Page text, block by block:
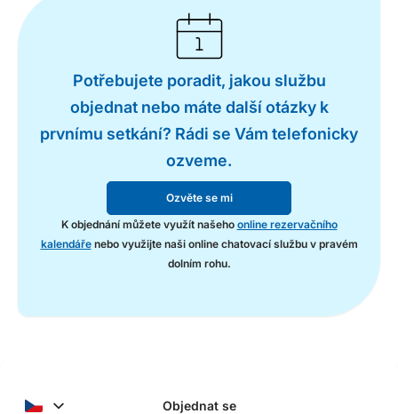
Potřebujete poradit, jakou službu
objednat nebo máte další otázky k
prvnímu setkání? Rádi se Vám telefonicky
ozveme.
Ozvěte se mi
K objednání můžete využít našeho online rezervačního
kalendářenebo využijte naši online chatovací službu v pravém
dolním rohu.
Objednat se